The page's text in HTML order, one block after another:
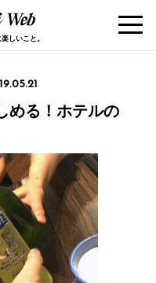
しいこと。
める！ホテルの